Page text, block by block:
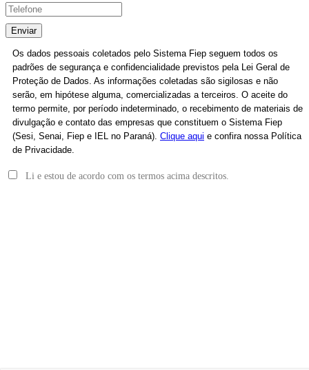
Enviar
Os dados pessoais coletados pelo Sistema Fiep seguem todos os
padrões de segurança e confidencialidade previstos pela Lei Geral de
Proteção de Dados. As informações coletadas são sigilosas e não
serão, em hipótese alguma, comercializadas a terceiros. O aceite do
termo permite, por período indeterminado, o recebimento de materiais de
divulgação e contato das empresas que constituem o Sistema Fiep
(Sesi, Senai, Fiep e IEL no Paraná). Clique aqui e confira nossa Política
de Privacidade.
Li e estou de acordo com os termos acima descritos.